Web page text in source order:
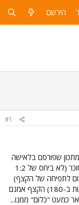
הירשם
#1
מתכון שפורסם בלאישה
לפסח.. הסופלה היה מוכן מקצף חלבונים עם סוכר (לא ביחס של 1:2
לתפיחה של הקצף)
אבל כשחיממתי את הקצף לפי ההוראות (6 דקות ב-180) הקצף אמנם
כמעט "כלום" ממנו...